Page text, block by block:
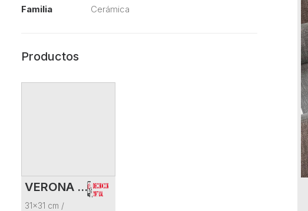
Familia Cerámica
Productos
VER FICHA DEL PRODUCTO
VERONA CUERO
31x31 cm /